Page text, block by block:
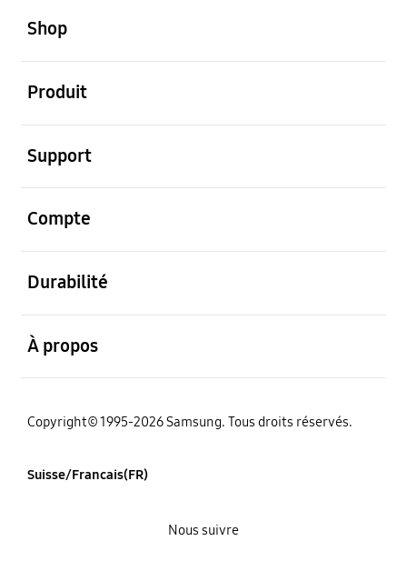
Shop
Produit
Support
Compte
Durabilité
À propos
Copyright© 1995-2026 Samsung. Tous droits réservés.
Suisse/Francais(FR)
Nous suivre